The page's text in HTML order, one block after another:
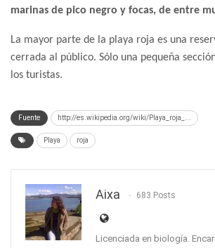
marinas de pico negro y focas, de entre
La mayor parte de la playa roja es una
cerrada al público. Sólo una pequeña
los turistas.
Fuente http://es.wikipedia.org/wiki/Playa_roja_...
Playa roja
Aixa 683 Posts
Licenciada en biología.